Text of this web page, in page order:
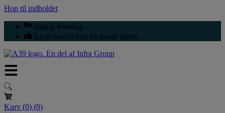
Hop til indholdet
Hurtig levering.
Egen produktion på dansk fabrik
Kurv (0) (0)